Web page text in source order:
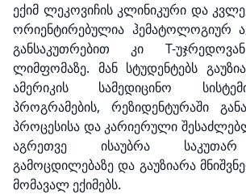
ექიმ ლეკოვიჩის კლინიკური და
ორიენტირებულია ჰემატოლოგიურ
განსაკუთრებით კი T-
ლიმფომაზე. მან სტუდენტებს
ამერიკის სამედიცინო
პროგრამების, რეზიდენტურაში
პროცესისა და კარიერული
აგრეთვე ისაუბრა
გამოცდილებაზე და გაუზიარა
მომავალ ექიმებს.